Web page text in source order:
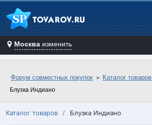
Москва изменить
Форум совместных покупок Каталог товаров
Блузка Индиано
Каталог товаров / Блузка Индиано